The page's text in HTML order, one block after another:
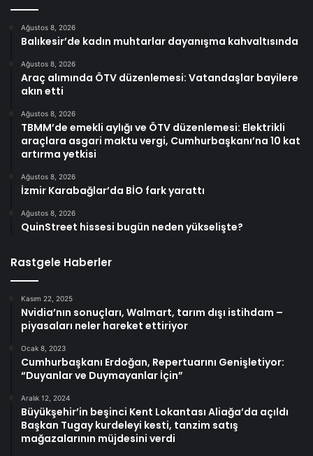
Ağustos 8, 2026
Balıkesir’de kadın muhtarlar dayanışma kahvaltısında
Ağustos 8, 2026
Araç alımında ÖTV düzenlemesi: Vatandaşlar bayilere
akın etti
Ağustos 8, 2026
TBMM’de emekli aylığı ve ÖTV düzenlemesi: Elektrikli
araçlara asgari maktu vergi, Cumhurbaşkanı’na 10 kat
artırma yetkisi
Ağustos 8, 2026
İzmir Karabağlar’da BİO fark yarattı
Ağustos 8, 2026
QuinStreet hissesi bugün neden yükselişte?
Rastgele Haberler
Kasım 22, 2025
Nvidia’nın sonuçları, Walmart, tarım dışı istihdam –
piyasaları neler hareket ettiriyor
Ocak 8, 2023
Cumhurbaşkanı Erdoğan, Repertuarını Genişletiyor:
“Duyanlar ve Duymayanlar İçin”
Aralık 12, 2024
Büyükşehir’in beşinci Kent Lokantası Aliağa’da açıldı
Başkan Tugay kurdeleyi kesti, tanzim satış
mağazalarının müjdesini verdi